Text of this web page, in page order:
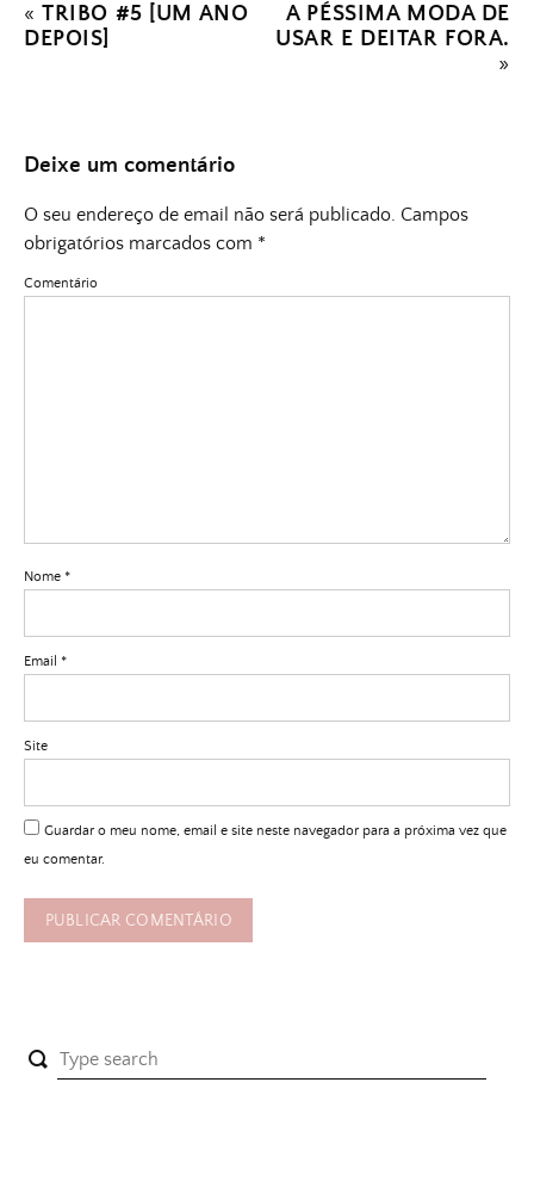
«TRIBO #5 [UM ANO
DEPOIS]
A PÉSSIMA MODA DE
USAR E DEITAR FORA.
»
Deixe um comentário
O seu endereço de email não será publicado. Campos
obrigatórios marcados com *
Comentário
Nome *
Email *
Site
Guardar o meu nome, email e site neste navegador para a próxima vez que
eu comentar.